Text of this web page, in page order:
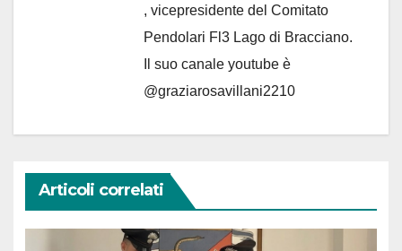
, vicepresidente del Comitato
Pendolari Fl3 Lago di Bracciano.
Il suo canale youtube è
@graziarosavillani2210
Articoli correlati